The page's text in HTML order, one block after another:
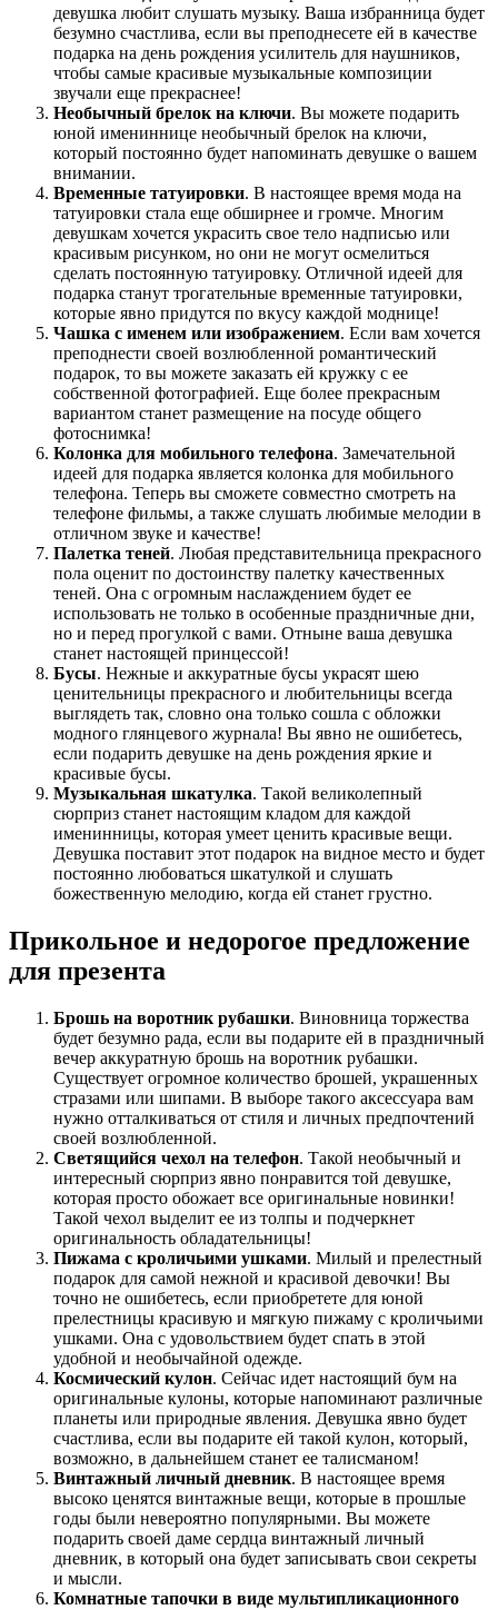
девушка любит слушать музыку. Ваша избранница будет
безумно счастлива, если вы преподнесете ей в качестве
подарка на день рождения усилитель для наушников,
чтобы самые красивые музыкальные композиции
звучали еще прекраснее!
Необычный брелок на ключи. Вы можете подарить
юной имениннице необычный брелок на ключи,
который постоянно будет напоминать девушке о вашем
внимании.
Временные татуировки. В настоящее время мода на
татуировки стала еще обширнее и громче. Многим
девушкам хочется украсить свое тело надписью или
красивым рисунком, но они не могут осмелиться
сделать постоянную татуировку. Отличной идеей для
подарка станут трогательные временные татуировки,
которые явно придутся по вкусу каждой моднице!
Чашка с именем или изображением. Если вам хочется
преподнести своей возлюбленной романтический
подарок, то вы можете заказать ей кружку с ее
собственной фотографией. Еще более прекрасным
вариантом станет размещение на посуде общего
фотоснимка!
Колонка для мобильного телефона. Замечательной
идеей для подарка является колонка для мобильного
телефона. Теперь вы сможете совместно смотреть на
телефоне фильмы, а также слушать любимые мелодии в
отличном звуке и качестве!
Палетка теней. Любая представительница прекрасного
пола оценит по достоинству палетку качественных
теней. Она с огромным наслаждением будет ее
использовать не только в особенные праздничные дни,
но и перед прогулкой с вами. Отныне ваша девушка
станет настоящей принцессой!
Бусы. Нежные и аккуратные бусы украсят шею
ценительницы прекрасного и любительницы всегда
выглядеть так, словно она только сошла с обложки
модного глянцевого журнала! Вы явно не ошибетесь,
если подарить девушке на день рождения яркие и
красивые бусы.
Музыкальная шкатулка. Такой великолепный
сюрприз станет настоящим кладом для каждой
именинницы, которая умеет ценить красивые вещи.
Девушка поставит этот подарок на видное место и будет
постоянно любоваться шкатулкой и слушать
божественную мелодию, когда ей станет грустно.
Прикольное и недорогое предложение
для презента
Брошь на воротник рубашки. Виновница торжества
будет безумно рада, если вы подарите ей в праздничный
вечер аккуратную брошь на воротник рубашки.
Существует огромное количество брошей, украшенных
стразами или шипами. В выборе такого аксессуара вам
нужно отталкиваться от стиля и личных предпочтений
своей возлюбленной.
Светящийся чехол на телефон. Такой необычный и
интересный сюрприз явно понравится той девушке,
которая просто обожает все оригинальные новинки!
Такой чехол выделит ее из толпы и подчеркнет
оригинальность обладательницы!
Пижама с кроличьими ушками. Милый и прелестный
подарок для самой нежной и красивой девочки! Вы
точно не ошибетесь, если приобретете для юной
прелестницы красивую и мягкую пижаму с кроличьими
ушками. Она с удовольствием будет спать в этой
удобной и необычайной одежде.
Космический кулон. Сейчас идет настоящий бум на
оригинальные кулоны, которые напоминают различные
планеты или природные явления. Девушка явно будет
счастлива, если вы подарите ей такой кулон, который,
возможно, в дальнейшем станет ее талисманом!
Винтажный личный дневник. В настоящее время
высоко ценятся винтажные вещи, которые в прошлые
годы были невероятно популярными. Вы можете
подарить своей даме сердца винтажный личный
дневник, в который она будет записывать свои секреты
и мысли.
Комнатные тапочки в виде мультипликационного